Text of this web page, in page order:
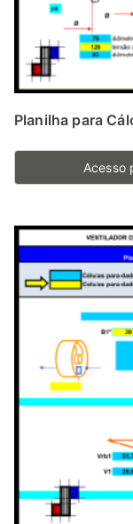
Planilha para
Acesso